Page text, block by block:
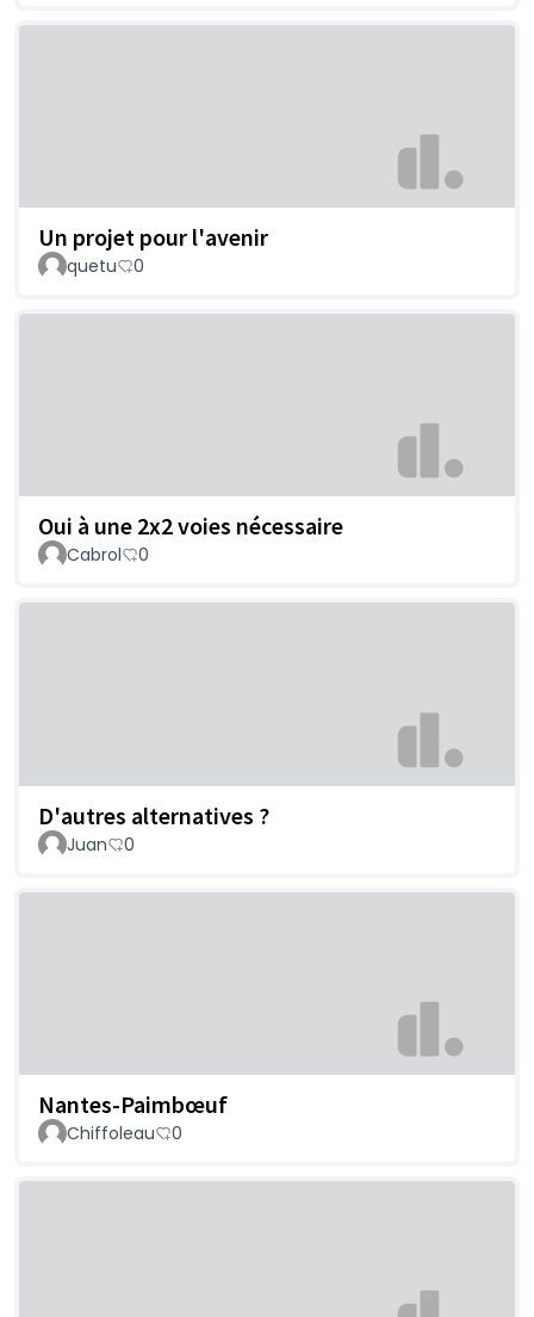
Un projet pour l'avenir
quetu 0
Oui à une 2x2 voies nécessaire
Cabrol 0
D'autres alternatives ?
Juan 0
Nantes-Paimbœuf
Chiffoleau 0